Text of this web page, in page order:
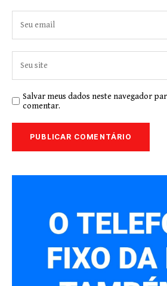
Salvar meus dados neste navegador
comentar.